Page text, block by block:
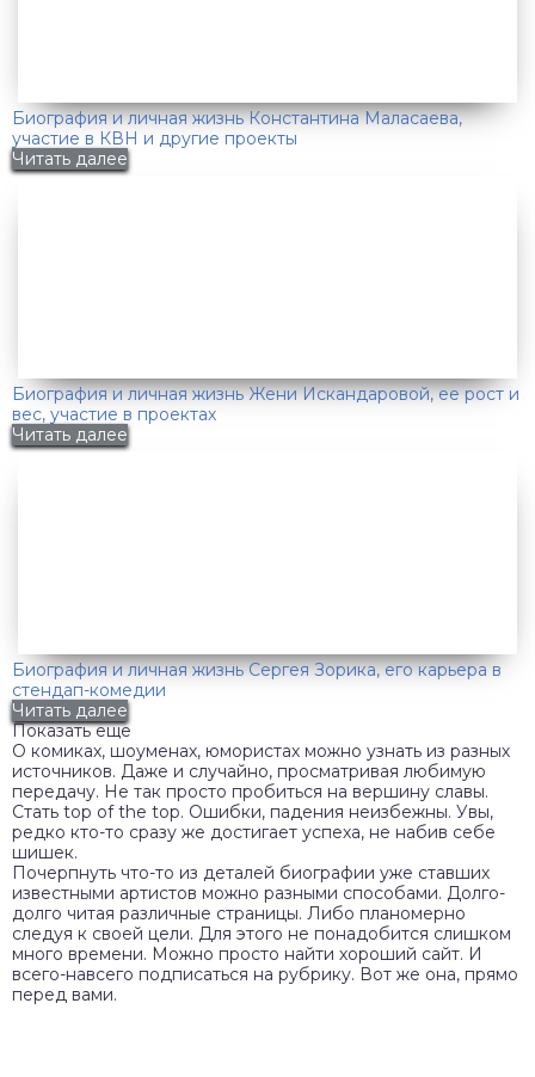
Биография и личная жизнь Константина Маласаева,
участие в КВН и другие проекты
Читать далее
Биография и личная жизнь Жени Искандаровой, ее рост и
вес, участие в проектах
Читать далее
Биография и личная жизнь Сергея Зорика, его карьера в
стендап-комедии
Читать далее
Показать еще
О комиках, шоуменах, юмористах можно узнать из разных
источников. Даже и случайно, просматривая любимую
передачу. Не так просто пробиться на вершину славы.
Стать top of the top. Ошибки, падения неизбежны. Увы,
редко кто-то сразу же достигает успеха, не набив себе
шишек.
Почерпнуть что-то из деталей биографии уже ставших
известными артистов можно разными способами. Долго-
долго читая различные страницы. Либо планомерно
следуя к своей цели. Для этого не понадобится слишком
много времени. Можно просто найти хороший сайт. И
всего-навсего подписаться на рубрику. Вот же она, прямо
перед вами.